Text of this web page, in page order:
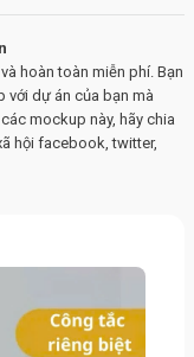
hoàn toàn miễn phí. Bạn
với dự án của bạn mà
mockup này, hãy chia
hội facebook, twitter,